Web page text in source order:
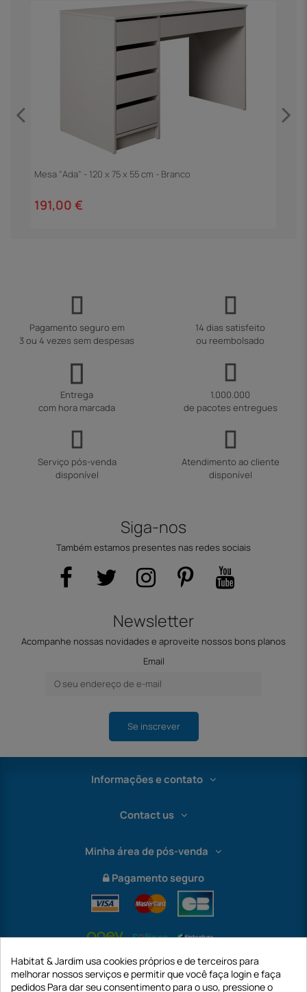
Mesa "Ada" - 120 x 75 x 55 cm - Branco
191,00 €
Pagamento seguro em
3 ou 4 vezes sem despesas
14 dias satisfeito
ou reembolsado
Entrega
com hora marcada
1.000.000
de pacotes entregues
Serviço pós-venda
disponível
Atendimento ao cliente
disponível
Siga-nos
Também estamos presentes nas redes sociais
Newsletter
Acompanhe nossas novidades e aproveite nossos bons planos
Email
Se inscrever
Informações e contato
Contact us
Minha área de pós-venda
Pagamento seguro
Habitat & Jardim usa cookies próprios e de terceiros para
melhorar nossos serviços e permitir que você faça login e faça
pedidos Para dar seu consentimento para o uso, pressione o